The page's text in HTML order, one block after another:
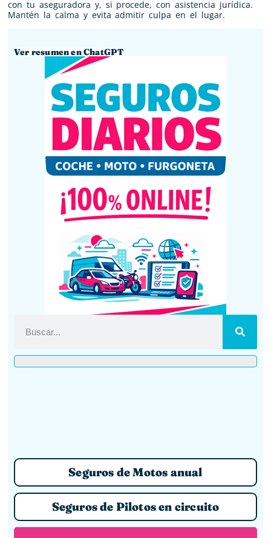
con tu aseguradora y, si procede, con asistencia jurídica.
Mantén la calma y evita admitir culpa en el lugar.
Ver resumen en ChatGPT
Seguros de Motos anual
Seguros de Pilotos en circuito